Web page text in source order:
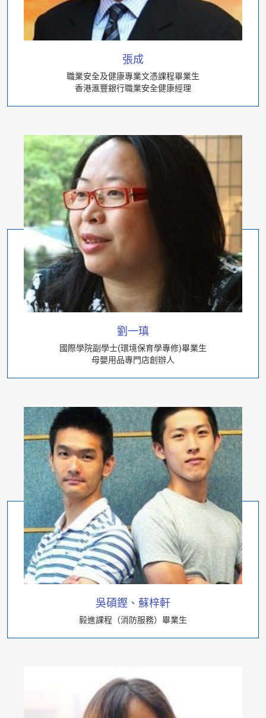
張成
職業安全及健康專業文憑課程畢業生
香港滙豐銀行職業安全健康經理
劉一瑱
國際學院副學士(環境保育學專修)畢業生
母嬰用品專門店創辦人
吳碩鏗、蘇梓軒
毅進課程（消防服務）畢業生